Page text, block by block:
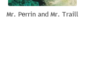
Mr. Perrin and Mr. Traill